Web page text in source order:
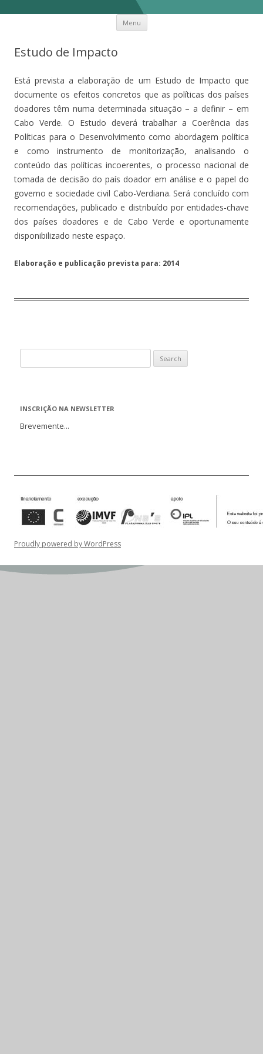
Desafios do desenvolvimento Cabo
Menu Skip to content
Estudo de Impacto
Está prevista a elaboração de um Estudo de Impacto que
documente os efeitos concretos que as políticas dos países
doadores têm numa determinada situação – a definir – em
Cabo Verde. O Estudo deverá trabalhar a Coerência das
Políticas para o Desenvolvimento como abordagem política
e como instrumento de monitorização, analisando o
conteúdo das políticas incoerentes, o processo nacional de
tomada de decisão do país doador em análise e o papel do
governo e sociedade civil Cabo-Verdiana. Será concluído com
recomendações, publicado e distribuído por entidades-chave
dos países doadores e de Cabo Verde e oportunamente
disponibilizado neste espaço.
Elaboração e publicação prevista para: 2014
for:
INSCRIÇÃO NA NEWSLETTER
Brevemente...
Proudly powered by WordPress